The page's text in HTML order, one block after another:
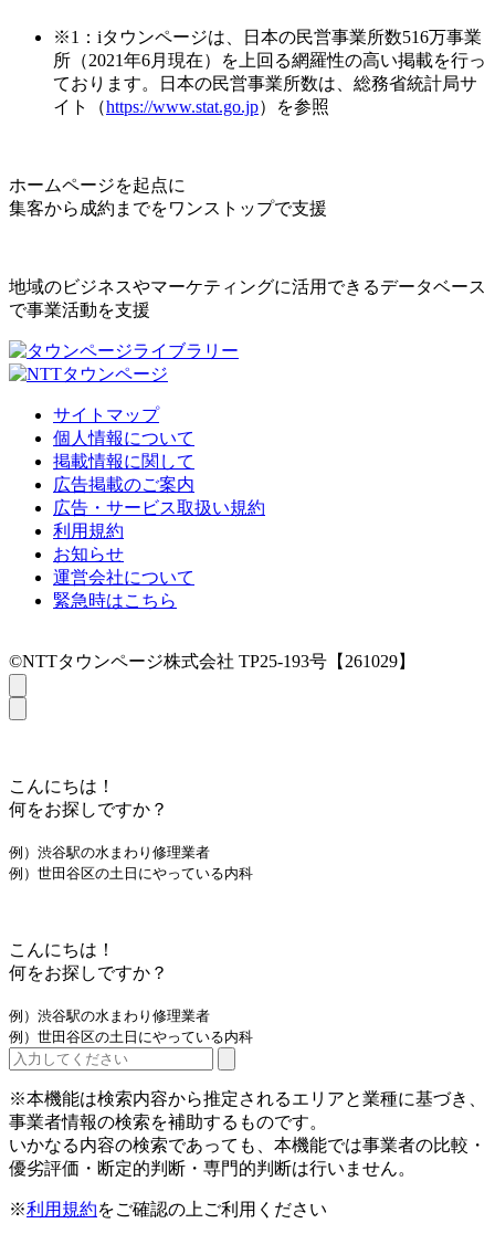
※1：iタウンページは、日本の民営事業所数516万事業
所（2021年6月現在）を上回る網羅性の高い掲載を行っ
ております。日本の民営事業所数は、総務省統計局サ
イト（https://www.stat.go.jp）を参照
ホームページを起点に
集客から成約までをワンストップで支援
地域のビジネスやマーケティングに活用できるデータベース
で事業活動を支援
サイトマップ
個人情報について
掲載情報に関して
広告掲載のご案内
広告・サービス取扱い規約
利用規約
お知らせ
運営会社について
緊急時はこちら
©NTTタウンページ株式会社 TP25-193号【261029】
こんにちは！
何をお探しですか？
例）渋谷駅の水まわり修理業者
例）世田谷区の土日にやっている内科
こんにちは！
何をお探しですか？
例）渋谷駅の水まわり修理業者
例）世田谷区の土日にやっている内科
※本機能は検索内容から推定されるエリアと業種に基づき、
事業者情報の検索を補助するものです。
いかなる内容の検索であっても、本機能では事業者の比較・
優劣評価・断定的判断・専門的判断は行いません。
※利用規約をご確認の上ご利用ください